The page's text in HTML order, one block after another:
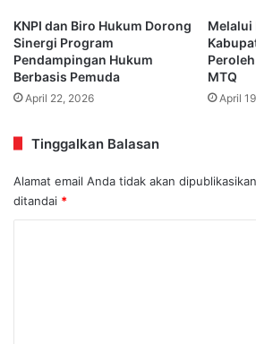
KNPI dan Biro Hukum Dorong
Sinergi Program
Pendampingan Hukum
Berbasis Pemuda
April 22, 2026
Melalui
MTQ
April
Tinggalkan Balasan
Alamat email Anda tidak akan
ditandai *